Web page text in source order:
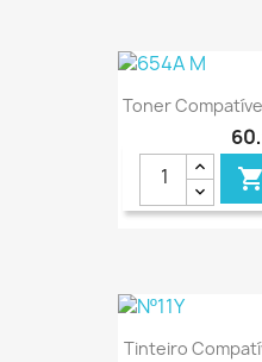
Toner

Tinteiro